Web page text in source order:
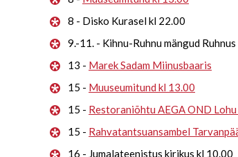
8 - Disko Kurasel kl 22.00
9.-11. - Kihnu-Ruhnu mängud Ruhnus
13 - Marek Sadam Miinusbaaris
15 - Muuseumitund kl 13.00
15 - Restoraniõhtu AEGA OND
15 - Rahvatantsuansambel
16 - Jumalateenistus kirikus kl 10.00